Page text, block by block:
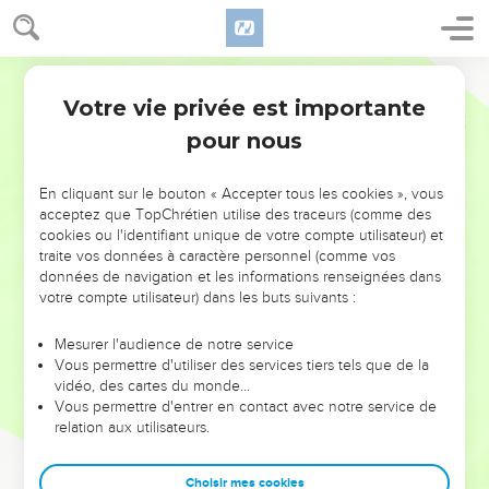
NE MANQUEZ PAS L’ÉVÉNEMENT
DE L’ANNÉE !
ET SI LEURS ERREURS POUVAIENT VOUS ÉVITER LES
VOTRES ?
leur foi ou leur vision. Mais on voit moins les doutes, les erreurs
et les saisons difficiles qu'ils ont traversés, alors même que ce
sont elles qui les ont façonnés.
Dans cette conférence, leaders, entrepreneurs, et responsables
clés pour avancer avec plus de sagesse afin que leurs erreurs
Votre vie privée est importante
pour nous
En cliquant sur le bouton « Accepter tous les cookies », vous
acceptez que TopChrétien utilise des traceurs (comme des
cookies ou l'identifiant unique de votre compte utilisateur) et
traite vos données à caractère personnel (comme vos
données de navigation et les informations renseignées dans
votre compte utilisateur) dans les buts suivants :
Mesurer l'audience de notre service
Vous permettre d'utiliser des services tiers tels que de la
vidéo, des cartes du monde…
Vous permettre d'entrer en contact avec notre service de
relation aux utilisateurs.
Choisir mes cookies